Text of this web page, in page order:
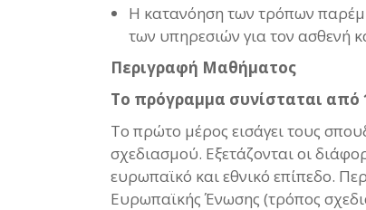
Η κατανόηση των τρόπων
των υπηρεσιών για τον ασθενή
Περιγραφή Μαθήματος
Το πρόγραμμα συνίσταται από
Το πρώτο μέρος εισάγει τους
σχεδιασμού. Εξετάζονται οι
ευρωπαϊκό και εθνικό επίπεδο.
Ευρωπαϊκής Ένωσης (τρόπος